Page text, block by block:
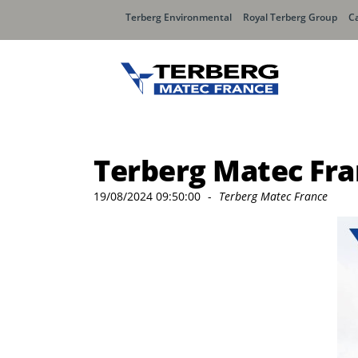
Terberg Environmental Royal Terberg Group
Olympus
Olympus MIDI
Terberg Matec
19/08/2024 09:50:00 - Terberg Matec France